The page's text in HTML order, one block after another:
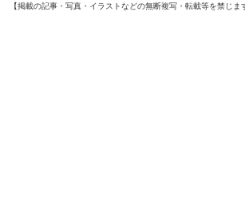
【掲載の記事・写真・イラストなどの無断複写・転載等を禁じま